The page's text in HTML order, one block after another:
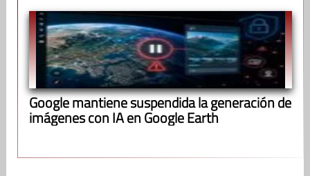
Google mantiene suspendida la generación de
imágenes con IA en Google Earth